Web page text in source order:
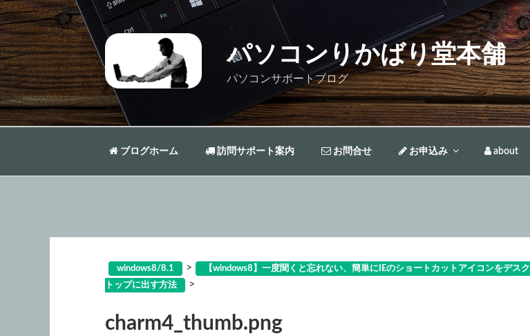
コ
ン
テ
ン
ツ
へ
ス
キ
パソコンりかばり堂本舗
パソコンサポートブログ
ブログホーム 訪問サポート案内 お問合せ お申込み about
windows8/8.1 >
【windows8】一度聞くと忘れない、簡単にIEのショートカットアイコンをデスク
トップに出す方法
>
charm4_thumb.png